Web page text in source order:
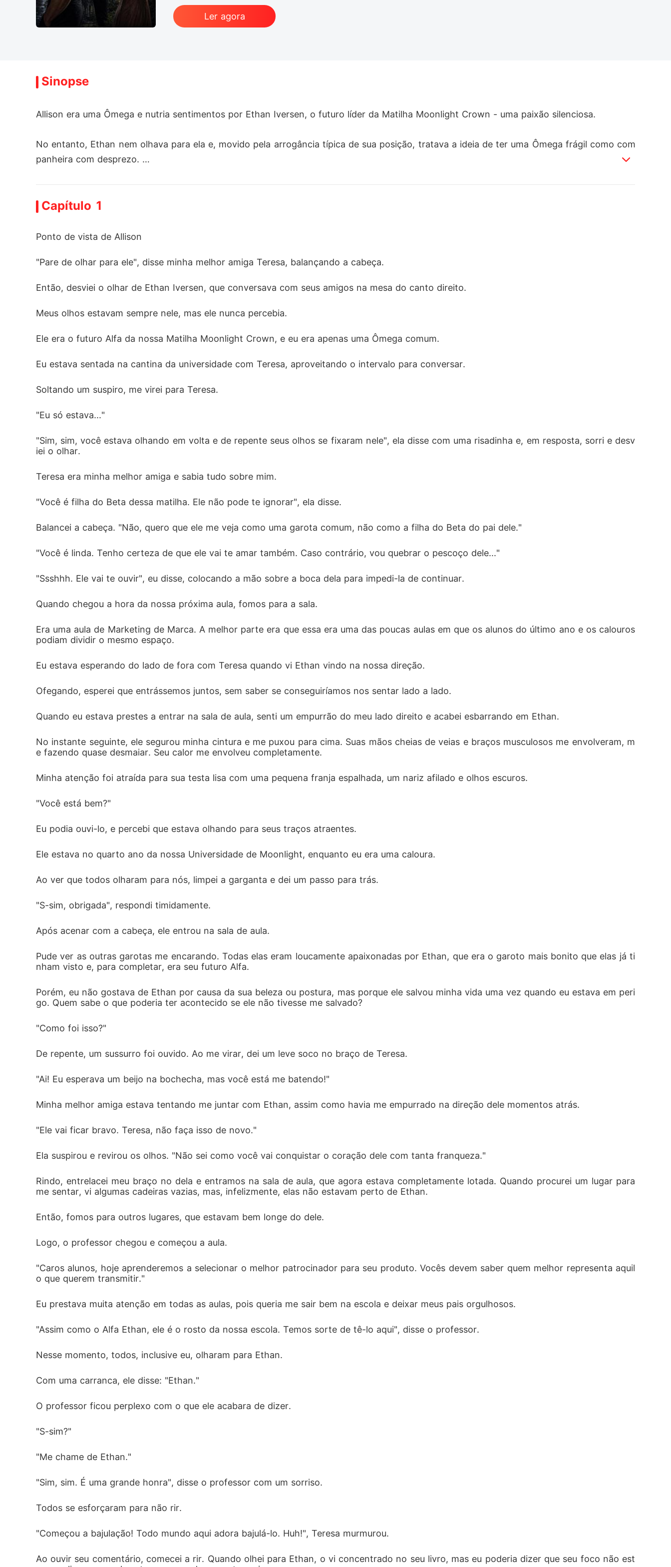
Ler agora
Sinopse
Allison era uma Ômega e nutria sentimentos por Ethan Iversen, o futuro líder da Matilha Moonlight Crown - uma paixão silenciosa.
No entanto, Ethan nem olhava para ela e, movido pela arrogância típica de sua posição, tratava a ideia de ter uma Ômega frágil como com
panheira com desprezo.
Capítulo 1
Ponto de vista de Allison
"Pare de olhar para ele", disse minha melhor amiga Teresa, balançando a cabeça.
Então, desviei o olhar de Ethan Iversen, que conversava com seus amigos na mesa do canto direito.
Meus olhos estavam sempre nele, mas ele nunca percebia.
Ele era o futuro Alfa da nossa Matilha Moonlight Crown, e eu era apenas uma Ômega comum.
Eu estava sentada na cantina da universidade com Teresa, aproveitando o intervalo para conversar.
Soltando um suspiro, me virei para Teresa.
"Eu só estava..."
"Sim, sim, você estava olhando em volta e de repente seus olhos se fixaram nele", ela disse com uma risadinha e, em resposta, sorri e desv
iei o olhar.
Teresa era minha melhor amiga e sabia tudo sobre mim.
"Você é filha do Beta dessa matilha. Ele não pode te ignorar", ela disse.
Balancei a cabeça. "Não, quero que ele me veja como uma garota comum, não como a filha do Beta do pai dele."
"Você é linda. Tenho certeza de que ele vai te amar também. Caso contrário, vou quebrar o pescoço dele..."
"Ssshhh. Ele vai te ouvir", eu disse, colocando a mão sobre a boca dela para impedi-la de continuar.
Quando chegou a hora da nossa próxima aula, fomos para a sala.
Era uma aula de Marketing de Marca. A melhor parte era que essa era uma das poucas aulas em que os alunos do último ano e os calouros
podiam dividir o mesmo espaço.
Eu estava esperando do lado de fora com Teresa quando vi Ethan vindo na nossa direção.
Ofegando, esperei que entrássemos juntos, sem saber se conseguiríamos nos sentar lado a lado.
Quando eu estava prestes a entrar na sala de aula, senti um empurrão do meu lado direito e acabei esbarrando em Ethan.
No instante seguinte, ele segurou minha cintura e me puxou para cima. Suas mãos cheias de veias e braços musculosos me envolveram, m
e fazendo quase desmaiar. Seu calor me envolveu completamente.
Minha atenção foi atraída para sua testa lisa com uma pequena franja espalhada, um nariz afilado e olhos escuros.
"Você está bem?"
Eu podia ouvi-lo, e percebi que estava olhando para seus traços atraentes.
Ele estava no quarto ano da nossa Universidade de Moonlight, enquanto eu era uma caloura.
Ao ver que todos olharam para nós, limpei a garganta e dei um passo para trás.
"S-sim, obrigada", respondi timidamente.
Após acenar com a cabeça, ele entrou na sala de aula.
Pude ver as outras garotas me encarando. Todas elas eram loucamente apaixonadas por Ethan, que era o garoto mais bonito que elas já ti
nham visto e, para completar, era seu futuro Alfa.
Porém, eu não gostava de Ethan por causa da sua beleza ou postura, mas porque ele salvou minha vida uma vez quando eu estava em peri
go. Quem sabe o que poderia ter acontecido se ele não tivesse me salvado?
"Como foi isso?"
De repente, um sussurro foi ouvido. Ao me virar, dei um leve soco no braço de Teresa.
"Ai! Eu esperava um beijo na bochecha, mas você está me batendo!"
Minha melhor amiga estava tentando me juntar com Ethan, assim como havia me empurrado na direção dele momentos atrás.
"Ele vai ficar bravo. Teresa, não faça isso de novo."
Ela suspirou e revirou os olhos. "Não sei como você vai conquistar o coração dele com tanta franqueza."
Rindo, entrelacei meu braço no dela e entramos na sala de aula, que agora estava completamente lotada. Quando procurei um lugar para
me sentar, vi algumas cadeiras vazias, mas, infelizmente, elas não estavam perto de Ethan.
Então, fomos para outros lugares, que estavam bem longe do dele.
Logo, o professor chegou e começou a aula.
"Caros alunos, hoje aprenderemos a selecionar o melhor patrocinador para seu produto. Vocês devem saber quem melhor representa aquil
o que querem transmitir."
Eu prestava muita atenção em todas as aulas, pois queria me sair bem na escola e deixar meus pais orgulhosos.
"Assim como o Alfa Ethan, ele é o rosto da nossa escola. Temos sorte de tê-lo aqui", disse o professor.
Nesse momento, todos, inclusive eu, olharam para Ethan.
Com uma carranca, ele disse: "Ethan."
O professor ficou perplexo com o que ele acabara de dizer.
"S-sim?"
"Me chame de Ethan."
"Sim, sim. É uma grande honra", disse o professor com um sorriso.
Todos se esforçaram para não rir.
"Começou a bajulação! Todo mundo aqui adora bajulá-lo. Huh!", Teresa murmurou.
Ao ouvir seu comentário, comecei a rir. Quando olhei para Ethan, o vi concentrado no seu livro, mas eu poderia dizer que seu foco não est